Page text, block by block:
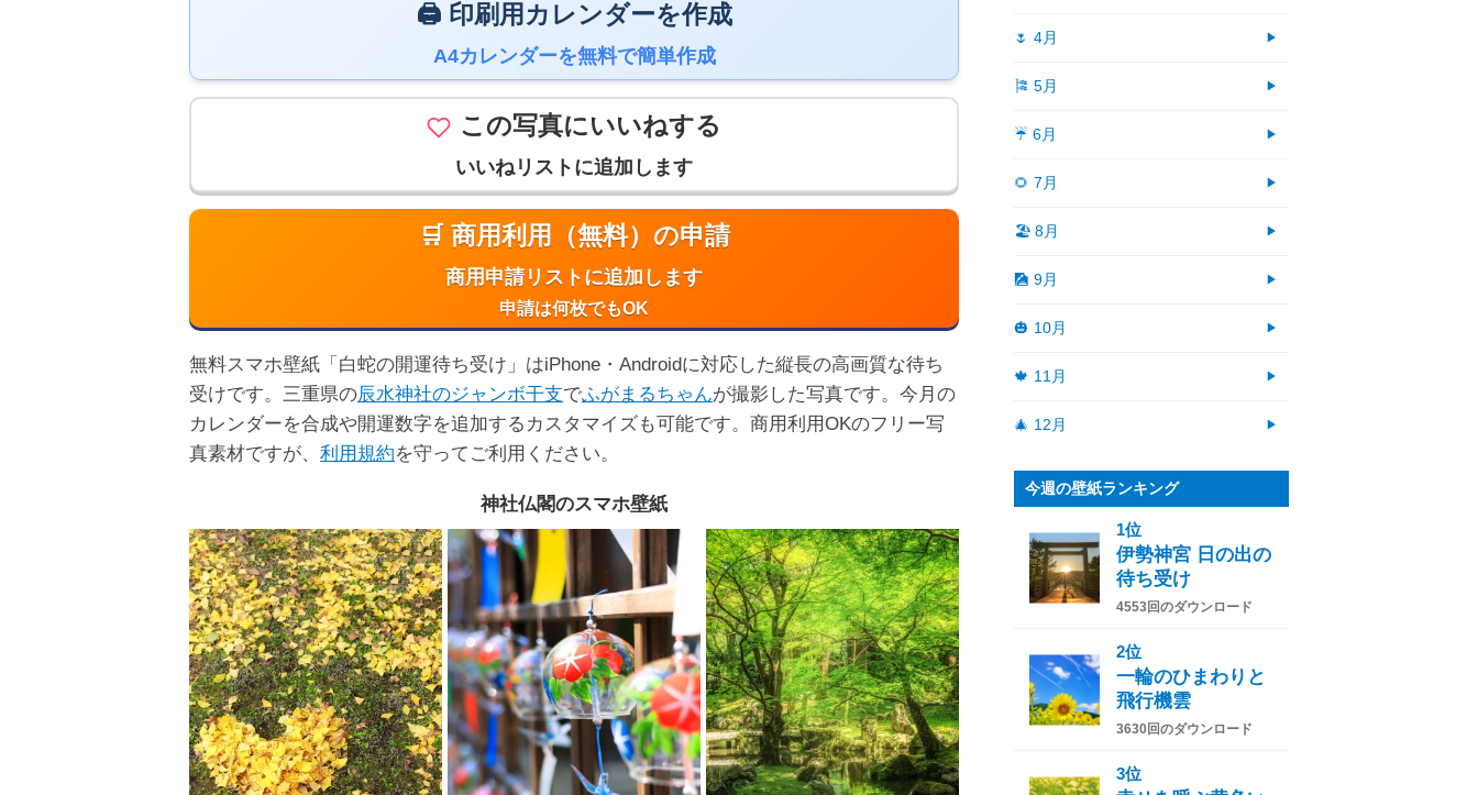
🖨️ 印刷用カレンダーを作成
A4カレンダーを無料で簡単作成
この写真にいいねする
いいねリストに追加します
🛒 商用利用（無料）の申請
商用申請リストに追加します
申請は何枚でもOK
無料スマホ壁紙「白蛇の開運待ち受け」はiPhone・Androidに対応した縦長の高画質な待ち
受けです。三重県の辰水神社のジャンボ干支でふがまるちゃんが撮影した写真です。今月の
カレンダーを合成や開運数字を追加するカスタマイズも可能です。商用利用OKのフリー写
真素材ですが、 利用規約を守ってご利用ください。
神社仏閣のスマホ壁紙
🌷 4月
🎏 5月
☔ 6月
🌻 7月
🏖 8月
🎑 9月
🎃 10月
🍁 11月
🎄 12月
今週の壁紙ランキング
1位
伊勢神宮 日の出の
待ち受け
4553回のダウンロード
2位
一輪のひまわりと
飛行機雲
3630回のダウンロード
3位